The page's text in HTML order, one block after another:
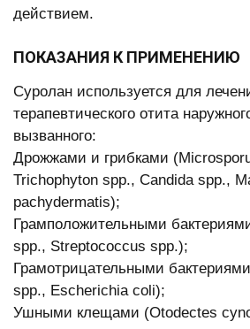
действием.
ПОКАЗАНИЯ К ПРИМЕНЕНИЮ
Суролан используется для
терапевтического отита
вызванного:
Дрожжами и грибками
Trichophyton spp., Candida spp.,
pachydermatis);
Грамположительными
spp., Streptococcus spp.);
Грамотрицательными
spp., Escherichia coli);
Ушными клещами (Otodectes